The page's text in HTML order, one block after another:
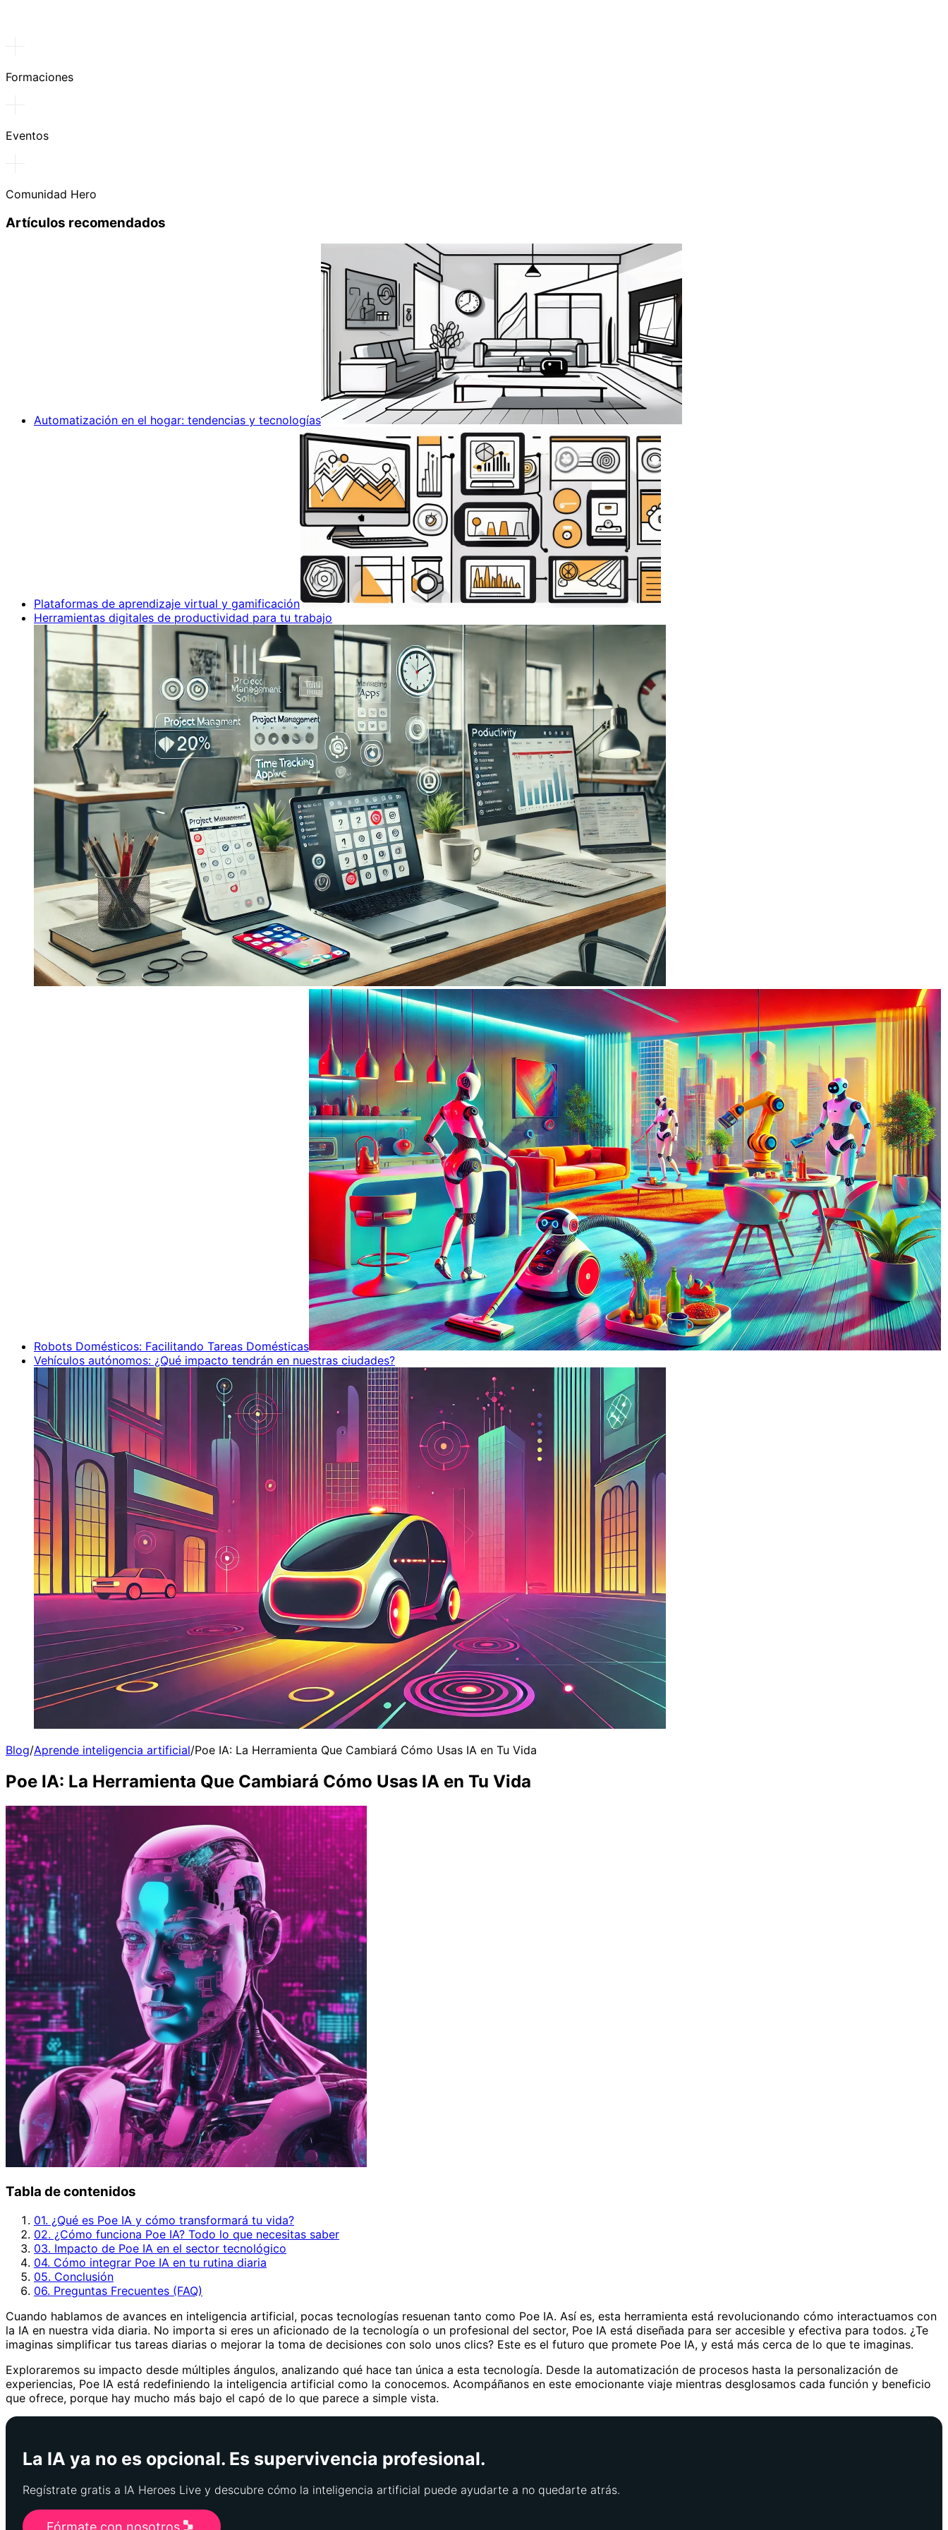
Formaciones
Eventos
Comunidad Hero
Artículos recomendados
Automatización en el hogar: tendencias y tecnologías
Plataformas de aprendizaje virtual y gamificación
Herramientas digitales de productividad para tu trabajo
Robots Domésticos: Facilitando Tareas Domésticas
Vehículos autónomos: ¿Qué impacto tendrán en nuestras ciudades?
Blog/Aprende inteligencia artificial/Poe IA: La Herramienta Que Cambiará Cómo Usas IA en Tu Vida
Poe IA: La Herramienta Que Cambiará Cómo Usas IA en Tu Vida
Tabla de contenidos
01. ¿Qué es Poe IA y cómo transformará tu vida?
02. ¿Cómo funciona Poe IA? Todo lo que necesitas saber
03. Impacto de Poe IA en el sector tecnológico
04. Cómo integrar Poe IA en tu rutina diaria
05. Conclusión
06. Preguntas Frecuentes (FAQ)
Cuando hablamos de avances en inteligencia artificial, pocas tecnologías resuenan tanto como Poe IA. Así es, esta herramienta está revolucionando cómo interactuamos con
la IA en nuestra vida diaria. No importa si eres un aficionado de la tecnología o un profesional del sector, Poe IA está diseñada para ser accesible y efectiva para todos. ¿Te
imaginas simplificar tus tareas diarias o mejorar la toma de decisiones con solo unos clics? Este es el futuro que promete Poe IA, y está más cerca de lo que te imaginas.
Exploraremos su impacto desde múltiples ángulos, analizando qué hace tan única a esta tecnología. Desde la automatización de procesos hasta la personalización de
experiencias, Poe IA está redefiniendo la inteligencia artificial como la conocemos. Acompáñanos en este emocionante viaje mientras desglosamos cada función y beneficio
que ofrece, porque hay mucho más bajo el capó de lo que parece a simple vista.
La IA ya no es opcional. Es supervivencia profesional.
Regístrate gratis a IA Heroes Live y descubre cómo la inteligencia artificial puede ayudarte a no quedarte atrás.
Fórmate con nosotros